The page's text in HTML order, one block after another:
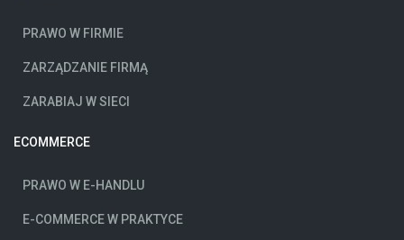
PRAWO W FIRMIE
ZARZĄDZANIE FIRMĄ
ZARABIAJ W SIECI
ECOMMERCE
PRAWO W E-HANDLU
E-COMMERCE W PRAKTYCE